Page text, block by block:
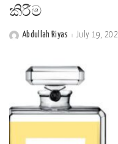
කිරීම
PostedAbdullah Riyas July 19,